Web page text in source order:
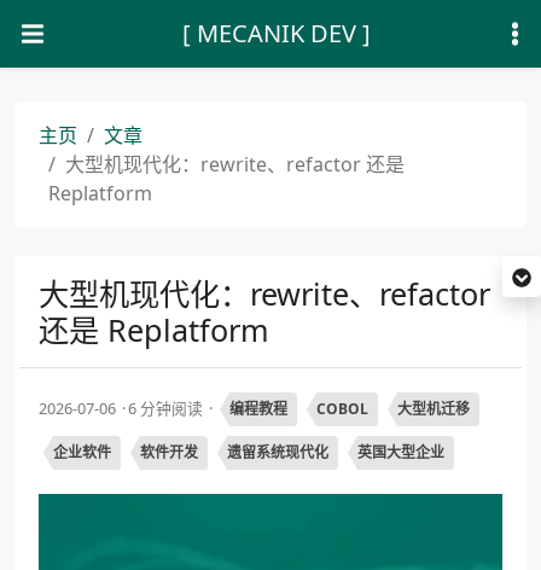
[ MECANIK DEV ]
主页
文章
大型机现代化：rewrite、refactor 还是
Replatform
大型机现代化：rewrite、refactor
还是 Replatform
2026-07-06 6 分钟阅读 编程教程 COBOL 大型机迁移
企业软件 软件开发 遗留系统现代化 英国大型企业